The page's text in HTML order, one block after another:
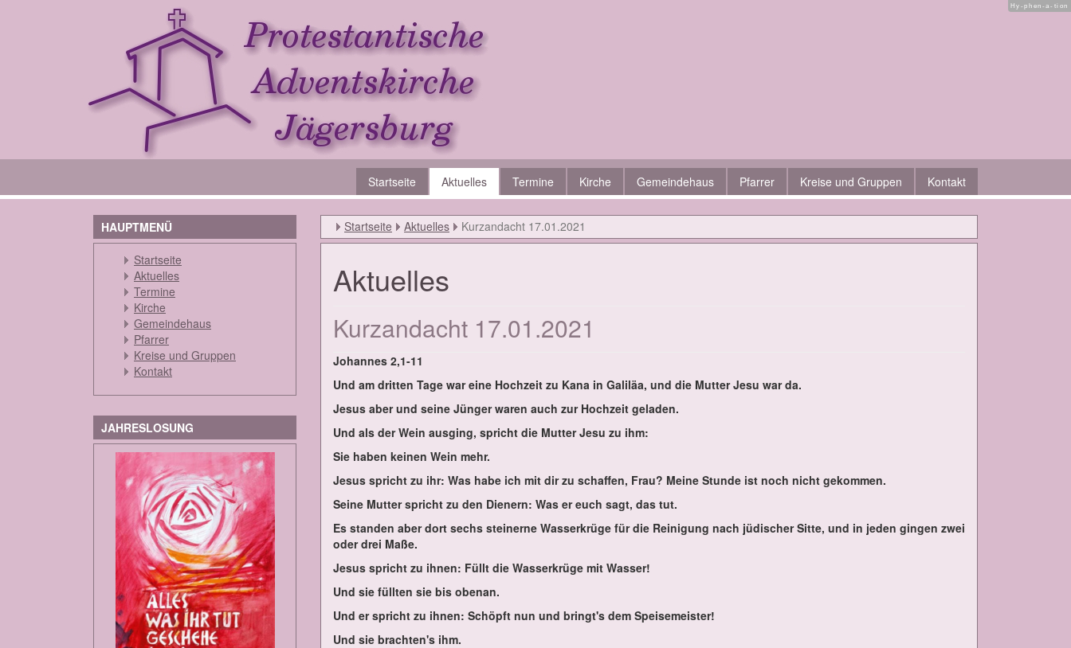
Startseite Aktuelles Termine Kirche Gemeindehaus Pfarrer Kreise und Gruppen Kontakt
HAUPTMENÜ
Startseite
Aktuelles
Termine
Kirche
Gemeindehaus
Pfarrer
Kreise und Gruppen
Kontakt
JAHRESLOSUNG
Startseite Aktuelles Kurzandacht 17.01.2021
Ak­tu­el­les
Kurzan­d­acht 17.01.2021
Jo­han­nes 2,1-11
Und am drit­ten Ta­ge war ei­ne Hoch­zeit zu Ka­na in Ga­li­läa, und die Mut­ter Je­su war da.
Je­sus aber und sei­ne Jün­ger wa­ren auch zur Hoch­zeit ge­la­den.
Und als der Wein aus­ging, spricht die Mut­ter Je­su zu ihm:
Sie ha­ben kei­nen Wein mehr.
Je­sus spricht zu ihr: Was ha­be ich mit dir zu schaf­fen, Frau? Mei­ne Stun­de ist noch nicht ge­kom­men.
Sei­ne Mut­ter spricht zu den Die­nern: Was er euch sagt, das tut.
Es stan­den aber dort sechs stei­ner­ne Was­ser­krü­ge für die Rei­ni­gung nach jü­di­scher Sit­te, und in je­den gin­gen zwei
oder drei Ma­ße.
Je­sus spricht zu ih­nen: Füllt die Was­ser­krü­ge mit Was­ser!
Und sie füll­ten sie bis oben­an.
Und er spricht zu ih­nen: Schöpft nun und bringt's dem Spei­se­meis­ter!
Und sie brach­ten's ihm.
Hy-phen-a-tion